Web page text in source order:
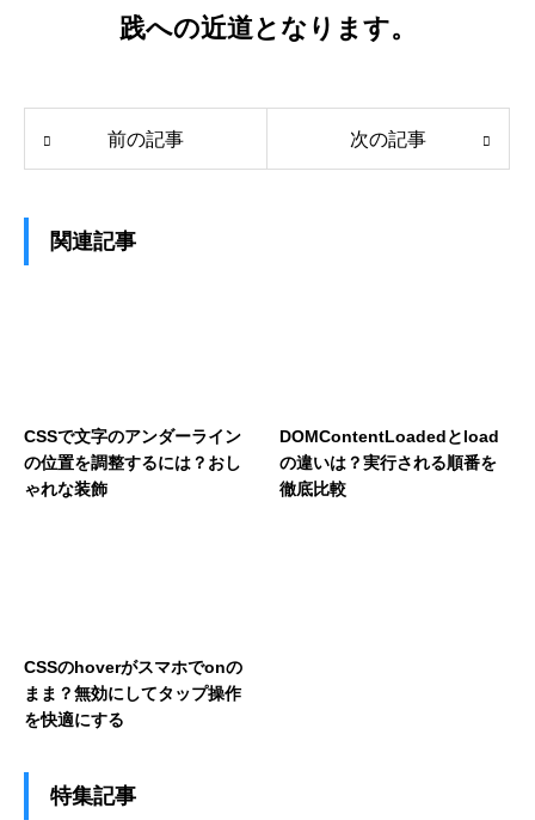
践への近道となります。
前の記事 次の記事
関連記事
CSSで文字のアンダーライン
の位置を調整するには？おし
ゃれな装飾
DOMContentLoadedとload
の違いは？実行される順番を
徹底比較
CSSのhoverがスマホでonの
まま？無効にしてタップ操作
を快適にする
特集記事